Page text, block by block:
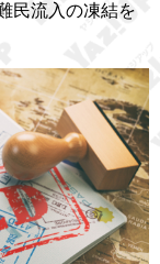
民流入の凍結を